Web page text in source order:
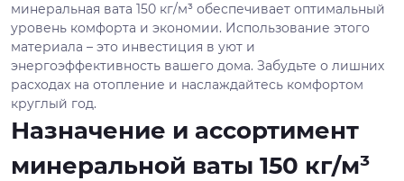
минеральная вата 150 кг/м³ обеспечивает оптимальный
уровень комфорта и экономии. Использование этого
материала – это инвестиция в уют и
энергоэффективность вашего дома. Забудьте о лишних
расходах на отопление и наслаждайтесь комфортом
круглый год.
Назначение и ассортимент
минеральной ваты 150 кг/м³